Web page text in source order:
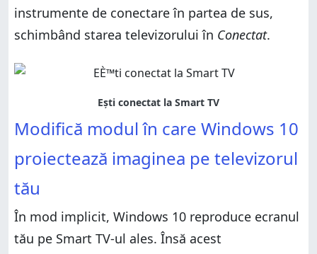
instrumente de conectare în partea de sus,
schimbând starea televizorului în Conectat.
Modifică modul în care Windows 10
proiectează imaginea pe televizorul
tău
În mod implicit, Windows 10 reproduce ecranul
tău pe Smart TV-ul ales. Însă acest